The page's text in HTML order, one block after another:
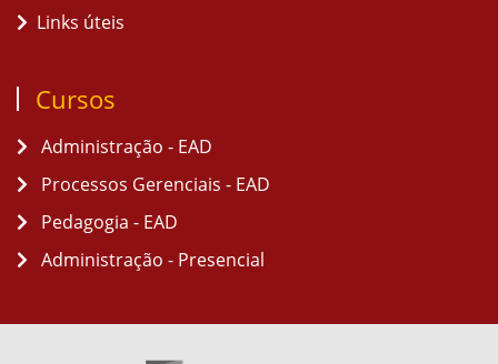
Links úteis
Cursos
Administração - EAD
Processos Gerenciais - EAD
Pedagogia - EAD
Administração - Presencial